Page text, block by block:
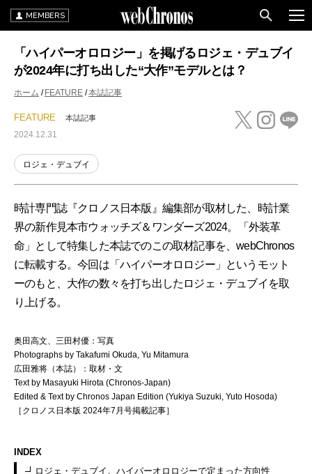
MEMBERS
「ハイパーオロロジー」を掲げるロジェ・デュブイ
が2024年に打ち出した“大作”モデルとは？
ホーム FEATURE 本誌記事
FEATURE 本誌記事
2024.12.31
ロジェ・デュブイ
時計専門誌『クロノス日本版』編集部が取材した、時計業
界の新作見本市ウォッチズ＆ワンダーズ2024。「外装革
命」として特集した本誌でのこの取材記事を、webChronos
に転載する。今回は「ハイパーオロロジー」というモット
ーのもと、大作の数々を打ち出したロジェ・デュブイを取
り上げる。
奥田高文、三田村優：写真
Photographs by Takafumi Okuda, Yu Mitamura
広田雅将（本誌）：取材・文
Text by Masayuki Hirota (Chronos-Japan)
Edited & Text by Chronos Japan Edition (Yukiya Suzuki, Yuto Hosoda)
［クロノス日本版 2024年7月号掲載記事］
INDEX
ロジェ・デュブイ。ハイパーオロロジーで定まった方向性